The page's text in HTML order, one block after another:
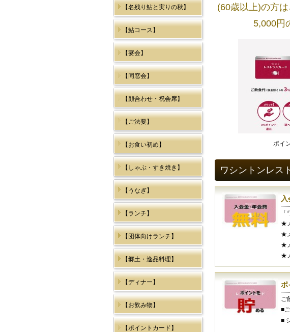
【名残り鮎と実りの秋】
【鮎コース】
【宴会】
【同窓会】
【顔合わせ・祝会席】
【ご法要】
【お食い初め】
【しゃぶ・すき焼き】
【うなぎ】
【ランチ】
【団体向けランチ】
【郷土・逸品料理】
【ディナー】
【お飲み物】
【ポイントカード】
(60歳以上)の方
5,000円
ポイ
ワシントンレス
★
★
★
★
ポ
ご
■
■